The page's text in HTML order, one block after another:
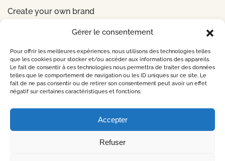
Gérer le consentement
Pour offrir les meilleures expériences, nous utilisons des technologies telles
que les cookies pour stocker et/ou accéder aux informations des appareils.
Le fait de consentir à ces technologies nous permettra de traiter des données
telles que le comportement de navigation ou les ID uniques sur ce site. Le
fait de ne pas consentir ou de retirer son consentement peut avoir un effet
négatif sur certaines caractéristiques et fonctions.
Accepter
Refuser
Create your own brand
Legal notice
Privacy Policy